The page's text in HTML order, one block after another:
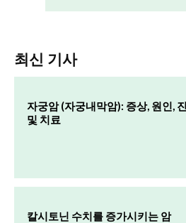
최신 기사
자궁암 (자궁내막암): 증상, 원인,
및 치료
칼시토닌 수치를 증가시키는 암